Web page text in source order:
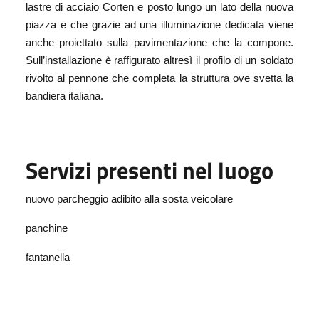
lastre di acciaio Corten e posto lungo un lato della nuova
piazza e che grazie ad una illuminazione dedicata viene
anche proiettato sulla pavimentazione che la compone.
Sull’installazione è raffigurato altresì il profilo di un soldato
rivolto al pennone che completa la struttura ove svetta la
bandiera italiana.
Servizi presenti nel luogo
nuovo parcheggio adibito alla sosta veicolare
panchine
fantanella